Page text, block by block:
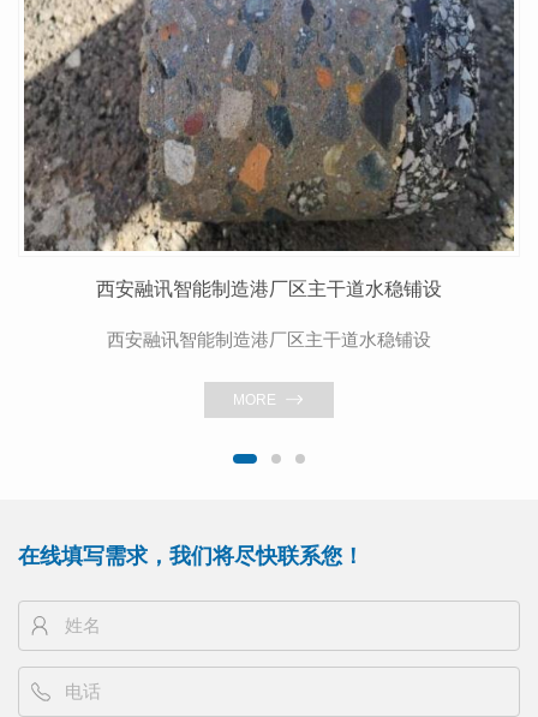
西安融讯智能制造港厂区主干道水稳铺设
西安融讯智能制造港厂区主干道水稳铺设
MORE
在线填写需求，我们将尽快联系您！